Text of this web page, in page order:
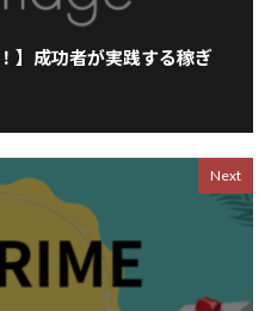
】成功者が実践する稼ぎ
Next